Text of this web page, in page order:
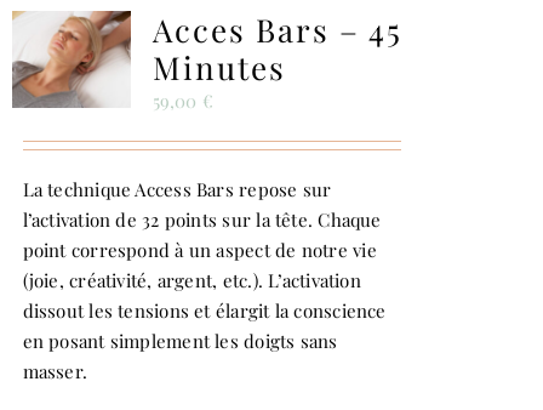
Acces Bars – 45
Minutes
59,00 €
La technique Access Bars repose sur
l’activation de 32 points sur la tête. Chaque
point correspond à un aspect de notre vie
(joie, créativité, argent, etc.). L’activation
dissout les tensions et élargit la conscience
en posant simplement les doigts sans
masser.